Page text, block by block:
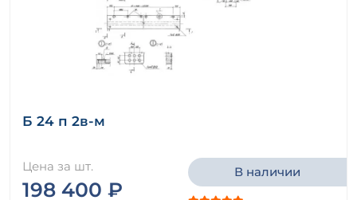
Б 24 п 2в-м
Цена за шт.
198 400 ₽
В наличии